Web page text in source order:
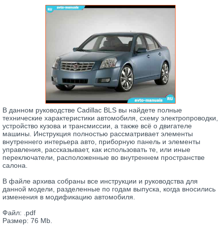
В данном руководстве Cadillac BLS вы найдете полные
технические характеристики автомобиля, схему электропроводки,
устройство кузова и трансмиссии, а также всё о двигателе
машины. Инструкция полностью рассматривает элементы
внутреннего интерьера авто, приборную панель и элементы
управления, рассказывает, как использовать те, или иные
переключатели, расположенные во внутреннем пространстве
салона.
В файле архива собраны все инструкции и руководства для
данной модели, разделенные по годам выпуска, когда вносились
изменения в модификацию автомобиля.
Файл: .pdf
Размер: 76 Mb.